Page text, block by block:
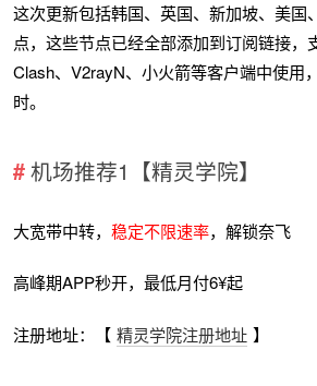
这次更新包括韩国、英国、新加坡、美国
点，这些节点已经全部添加到订阅链接，
Clash、V2rayN、小火箭等客户端中使用
时。
机场推荐1【精灵学院】
大宽带中转，稳定不限速率，解锁奈飞
高峰期APP秒开，最低月付6¥起
注册地址：【 精灵学院注册地址 】